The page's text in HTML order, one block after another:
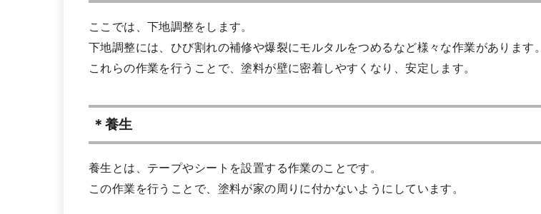
ここでは、下地調整をします。
下地調整には、ひび割れの補修や爆裂にモルタルをつめるなど様々な作業があります。
これらの作業を行うことで、塗料が壁に密着しやすくなり、安定します。
＊養生
養生とは、テープやシートを設置する作業のことです。
この作業を行うことで、塗料が家の周りに付かないようにしています。